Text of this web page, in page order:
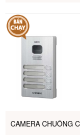
CAMERA CHUÔNG